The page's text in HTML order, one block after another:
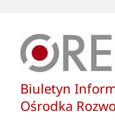
Biuletyn
Ośrodka